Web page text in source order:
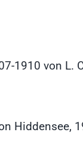
1910 von L.
Hiddensee,